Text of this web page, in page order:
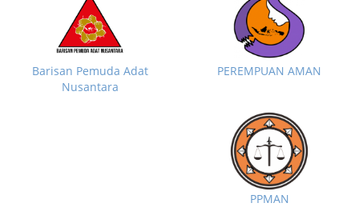
Barisan Pemuda Adat
Nusantara
PEREMPUAN AMAN
PPMAN